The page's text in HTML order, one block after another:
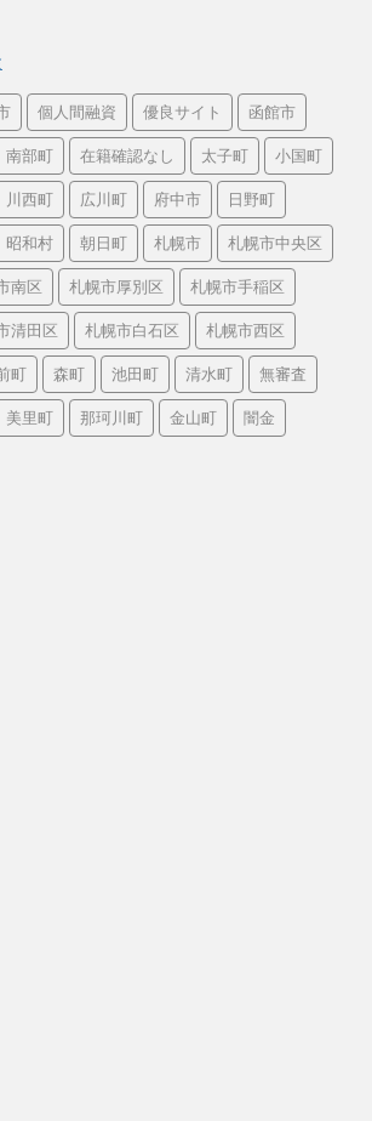
個人間融資 優良サイト 函館市
南部町 在籍確認なし 太子町 小国町
川西町 広川町 府中市 日野町
昭和村 朝日町 札幌市 札幌市中央区
南区 札幌市厚別区 札幌市手稲区
清田区 札幌市白石区 札幌市西区
町 森町 池田町 清水町 無審査
美里町 那珂川町 金山町 闇金